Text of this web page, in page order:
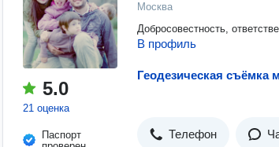
5.0
21 оценка
Паспорт
Москва
Добросовестность,
В профиль
Геодезическая съёмка
Телефон